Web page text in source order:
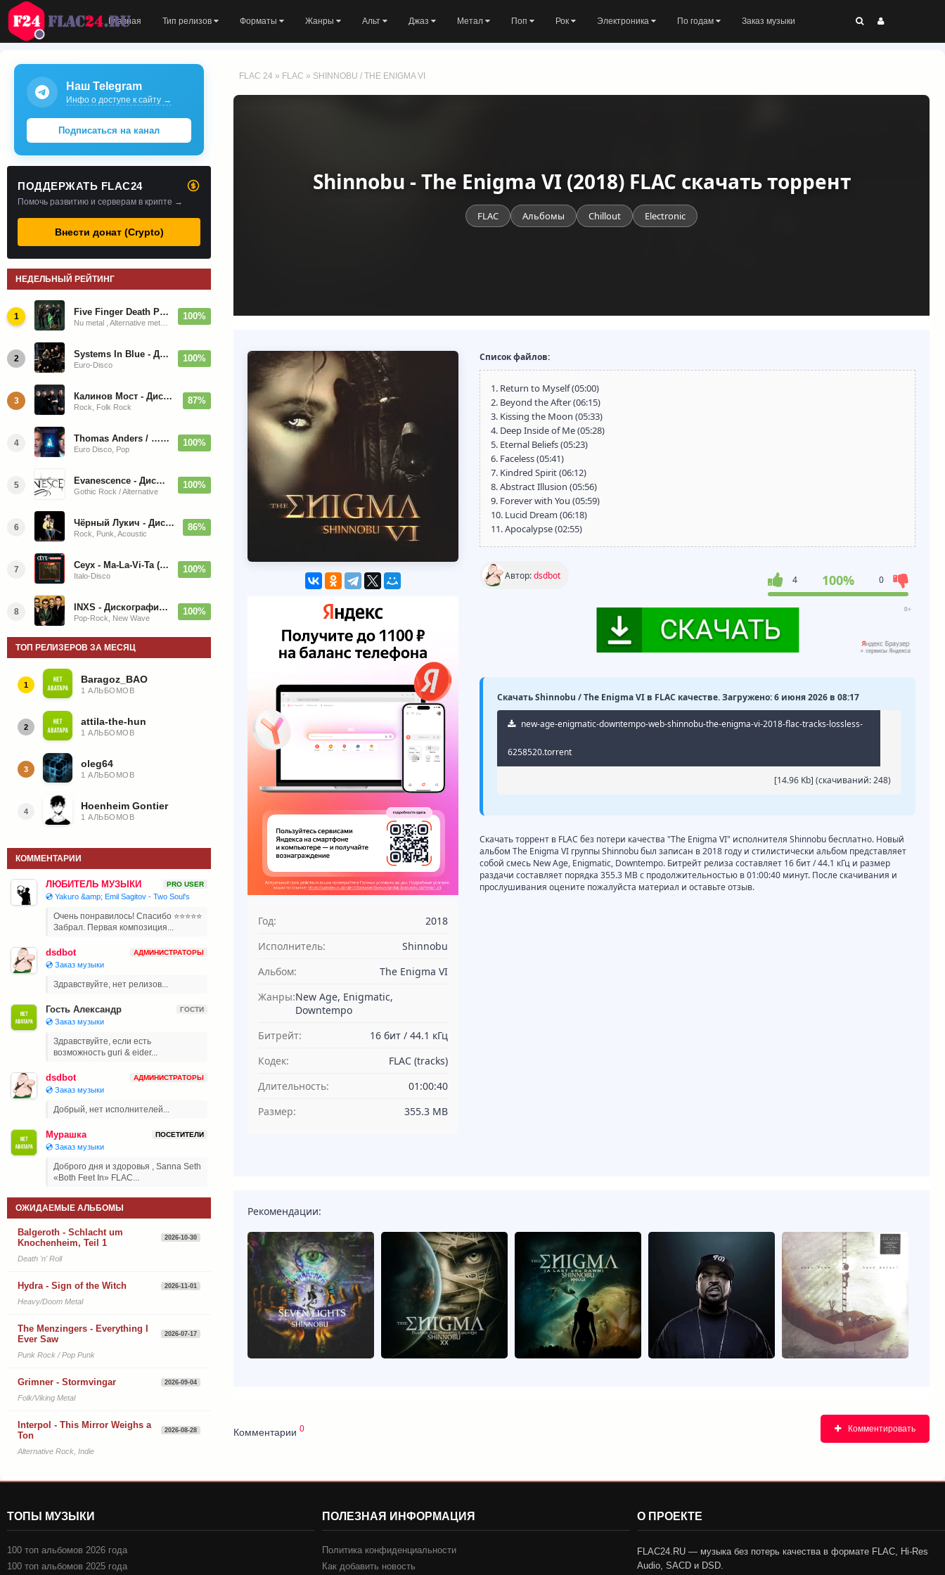
Главная Тип релизов Форматы Жанры Альт Джаз Метал Поп Рок Электроника По годам Заказ музыки
FLAC 24 » FLAC » SHINNOBU / THE ENIGMA VI
Shinnobu - The Enigma VI (2018) FLAC скачать торрент
FLAC Альбомы Chillout Electronic
Год:
2018
Исполнитель:
Shinnobu
Альбом:
The Enigma VI
Жанры:New Age, Enigmatic,
Downtempo
Битрейт:
16 бит / 44.1 кГц
Кодек:
FLAC (tracks)
Длительность:
01:00:40
Размер:
355.3 MB
Список файлов:
1. Return to Myself (05:00)
2. Beyond the After (06:15)
3. Kissing the Moon (05:33)
4. Deep Inside of Me (05:28)
5. Eternal Beliefs (05:23)
6. Faceless (05:41)
7. Kindred Spirit (06:12)
8. Abstract Illusion (05:56)
9. Forever with You (05:59)
10. Lucid Dream (06:18)
11. Apocalypse (02:55)
Автор:dsdbot 4 100% 0
Скачать Shinnobu / The Enigma VI в FLAC качестве. Загружено: 6 июня 2026 в 08:17
new-age-enigmatic-downtempo-web-shinnobu-the-enigma-vi-2018-flac-tracks-lossless-
6258520.torrent
[14.96 Kb] (cкачиваний: 248)
Скачать торрент в FLAC без потери качества "The Enigma VI" исполнителя Shinnobu бесплатно. Новый
альбом The Enigma VI группы Shinnobu был записан в 2018 году и стилистически альбом представляет
собой смесь New Age, Enigmatic, Downtempo. Битрейт релиза составляет 16 бит / 44.1 кГц и размер
раздачи составляет порядка 355.3 MB с продолжительностью в 01:00:40 минут. После скачивания и
прослушивания оцените пожалуйста материал и оставьте отзыв.
Рекомендации:
Комментарии 0 Комментировать
Наш Telegram
Инфо о доступе к сайту →
Подписаться на канал
ПОДДЕРЖАТЬ FLAC24
Помочь развитию и серверам в крипте →
Внести донат (Crypto)
НЕДЕЛЬНЫЙ РЕЙТИНГ
1 Five Finger Death Punch - Дискография (2008-2026) 100%
2 Systems In Blue - Дискография (2020-2026)
Euro-Disco
100%
3 Калинов Мост - Дискография (1986-2026)
Rock, Folk Rock
87%
4 Thomas Anders / … Sings Modern Talking: The Best hi-res
Euro Disco, Pop
100%
5 Evanescence - Дискография (1998-2026)
Gothic Rock / Alternative
100%
6 Чёрный Лукич - Дискография (1987-2014)
Rock, Punk, Acoustic
86%
7 Ceyx - Ma-La-Vi-Ta (12'' Maxi-Single)
Italo-Disco
100%
8 INXS - Дискография (1981-2004)
Pop-Rock, New Wave
100%
ТОП РЕЛИЗЕРОВ ЗА МЕСЯЦ
1 Baragoz_BAO
1 АЛЬБОМОВ
2 attila-the-hun
1 АЛЬБОМОВ
3 oleg64
1 АЛЬБОМОВ
4 Hoenheim Gontier
1 АЛЬБОМОВ
КОММЕНТАРИИ
ЛЮБИТЕЛЬ МУЗЫКИ PRO USER
💿 Yakuro &amp; Emil Sagitov - Two Soul's
Очень понравилось! Спасибо ⭐⭐⭐⭐⭐
Забрал. Первая композиция...
dsdbot АДМИНИСТРАТОРЫ
💿 Заказ музыки
Здравствуйте, нет релизов...
Гость Александр ГОСТИ
💿 Заказ музыки
Здравствуйте, если есть
возможность guri & eider...
dsdbot АДМИНИСТРАТОРЫ
💿 Заказ музыки
Добрый, нет исполнителей...
Мурашка ПОСЕТИТЕЛИ
💿 Заказ музыки
Доброго дня и здоровья , Sanna Seth
«Both Feet In» FLAC...
ОЖИДАЕМЫЕ АЛЬБОМЫ
Balgeroth - Schlacht um
Knochenheim, Teil 1
2026-10-30
Death 'n' Roll
Hydra - Sign of the Witch 2026-11-01
Heavy/Doom Metal
The Menzingers - Everything I
Ever Saw
2026-07-17
Punk Rock / Pop Punk
Grimner - Stormvingar 2026-09-04
Folk/Viking Metal
Interpol - This Mirror Weighs a
Ton
2026-08-28
Alternative Rock, Indie
ТОПЫ МУЗЫКИ
100 топ альбомов 2026 года
100 топ альбомов 2025 года
ПОЛЕЗНАЯ ИНФОРМАЦИЯ
Политика конфиденциальности
Как добавить новость
О ПРОЕКТЕ
FLAC24.RU — музыка без потерь качества в формате FLAC, Hi-Res
Audio, SACD и DSD.